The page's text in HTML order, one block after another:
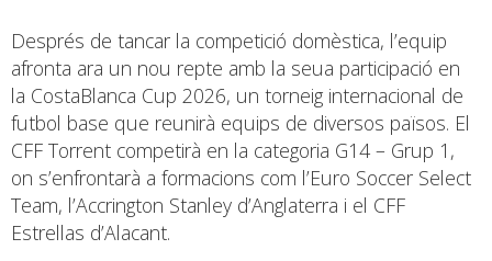
Després de tancar la competició domèstica, l’equip
afronta ara un nou repte amb la seua participació en
la CostaBlanca Cup 2026, un torneig internacional de
futbol base que reunirà equips de diversos països. El
CFF Torrent competirà en la categoria G14 – Grup 1,
on s’enfrontarà a formacions com l’Euro Soccer Select
Team, l’Accrington Stanley d’Anglaterra i el CFF
Estrellas d’Alacant.